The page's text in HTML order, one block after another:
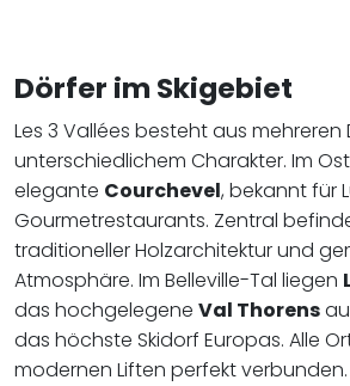
Dörfer im Skigebiet
Les 3 Vallées besteht aus
unterschiedlichem Charakter. Im
elegante Courchevel, bekannt für
Gourmetrestaurants. Zentral
traditioneller Holzarchitektur und
Atmosphäre. Im Belleville-Tal liegen
das hochgelegene Val Thorens
das höchste Skidorf Europas. Alle
modernen Liften perfekt verbunden.